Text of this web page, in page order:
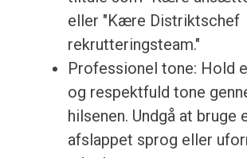
eller "Kære Distriktschef
rekrutteringsteam."
Professionel tone: Hold
og respektfuld tone
hilsenen. Undgå at bruge
afslappet sprog eller